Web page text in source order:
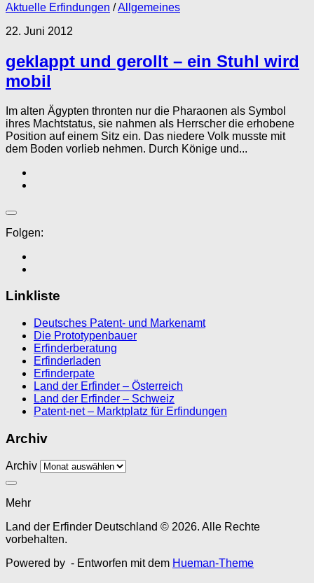
Aktuelle Erfindungen /Allgemeines
22. Juni 2012
geklappt und gerollt – ein Stuhl wird
mobil
Im alten Ägypten thronten nur die Pharaonen als Symbol
ihres Machtstatus, sie nahmen als Herrscher die erhobene
Position auf einem Sitz ein. Das niedere Volk musste mit
dem Boden vorlieb nehmen. Durch Könige und...
Folgen:
Linkliste
Deutsches Patent- und Markenamt
Die Prototypenbauer
Erfinderberatung
Erfinderladen
Erfinderpate
Land der Erfinder – Österreich
Land der Erfinder – Schweiz
Patent-net – Marktplatz für Erfindungen
Archiv
Archiv
Mehr
Land der Erfinder Deutschland © 2026. Alle Rechte
vorbehalten.
Powered by - Entworfen mit dem Hueman-Theme